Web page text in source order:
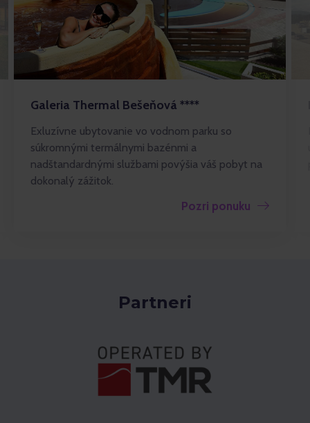
Galeria Thermal Bešeňová ****
Exluzívne ubytovanie vo vodnom parku so
súkromnými termálnymi bazénmi a
nadštandardnými službami povýšia váš pobyt na
dokonalý zážitok.
Pozri ponuku
Partneri